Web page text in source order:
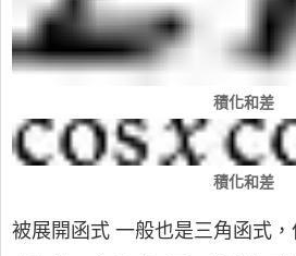
積化和差
積化和差
被展開函式 一般也是三角函式